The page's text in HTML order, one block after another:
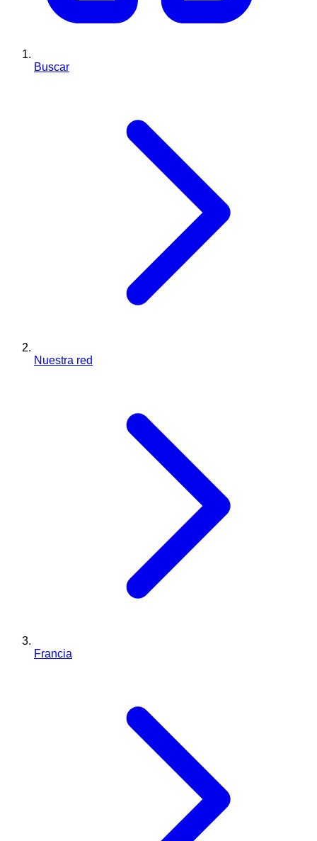
Buscar
Nuestra red
Francia